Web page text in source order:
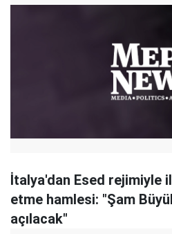
İtalya'dan Esed rejimiyle
etme hamlesi: "Şam
açılacak"